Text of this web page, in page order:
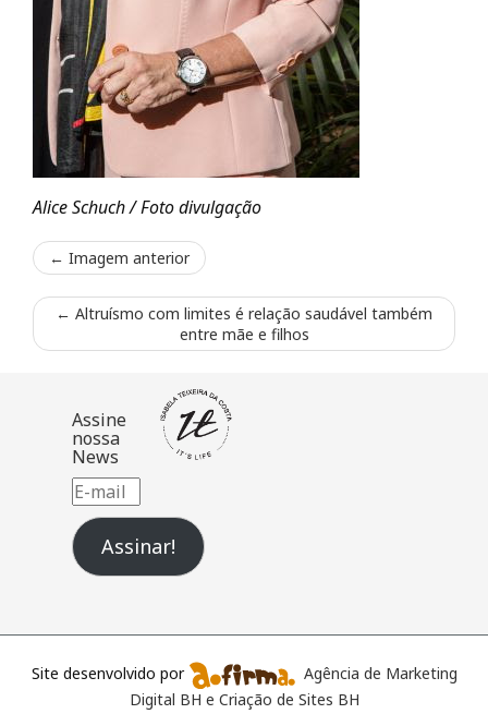
Alice Schuch / Foto divulgação
← Imagem anterior
← Altruísmo com limites é relação saudável também
entre mãe e filhos
Assine
nossa
News
E-
mail
Assinar!
Site desenvolvido por
Agência de Marketing
Digital BH e Criação de Sites BH